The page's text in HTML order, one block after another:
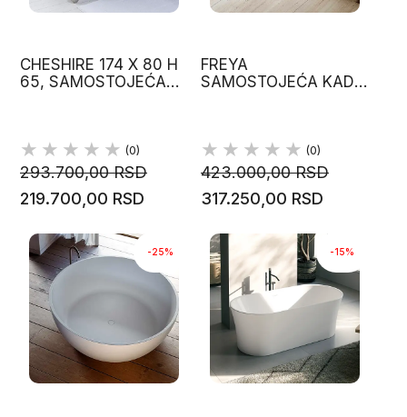
CHESHIRE 174 X 80 H
65, SAMOSTOJEĆA
(0)
293.700,00 RSD
219.700,00 RSD
FREYA
SAMOSTOJEĆA KADA
(0)
423.000,00 RSD
317.250,00 RSD
-25% -15%